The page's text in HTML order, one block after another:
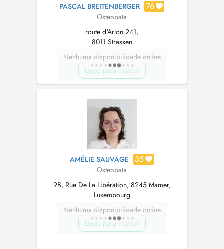
PASCAL BREITENBERGER 76
Osteopata
route d'Arlon 241,
8011 Strassen
Nenhuma disponibilidade online
Ligue para marcar
AMÉLIE SAUVAGE 35
Osteopata
9B, Rue De La Libération, 8245 Mamer,
Luxembourg
Nenhuma disponibilidade online
Ligue para marcar